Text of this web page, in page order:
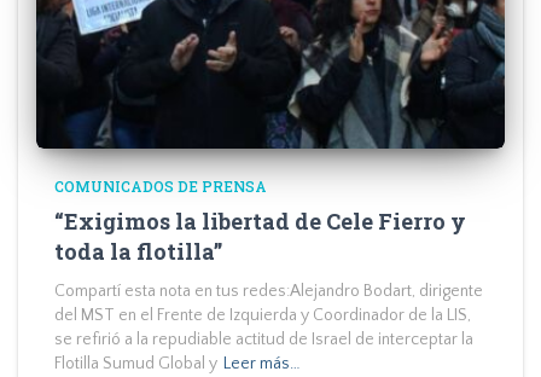
COMUNICADOS DE PRENSA
“Exigimos la libertad de Cele Fierro y
toda la flotilla”
Compartí esta nota en tus redes:Alejandro Bodart, dirigente
del MST en el Frente de Izquierda y Coordinador de la LIS,
se refirió a la repudiable actitud de Israel de interceptar la
Flotilla Sumud Global y Leer más…